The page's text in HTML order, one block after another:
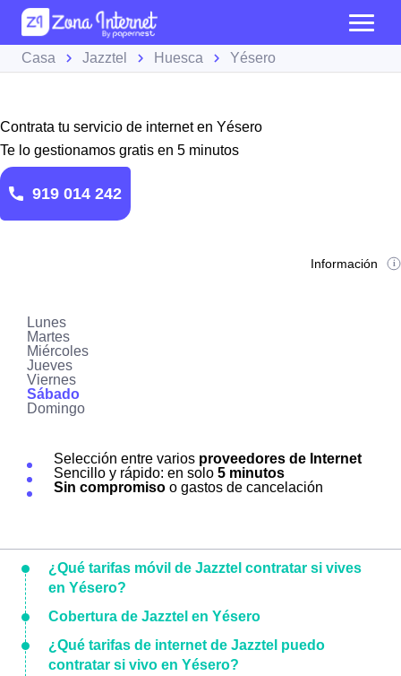
Casa Jazztel Huesca Yésero
Contrata tu servicio de internet en Yésero
Te lo gestionamos gratis en 5 minutos
919 014 242
Información
Lunes
Martes
Miércoles
Jueves
Viernes
Sábado
Domingo
Selección entre varios proveedores de Internet
Sencillo y rápido: en solo 5 minutos
Sin compromiso o gastos de cancelación
¿Qué tarifas móvil de Jazztel contratar si vives
en Yésero?
Cobertura de Jazztel en Yésero
¿Qué tarifas de internet de Jazztel puedo
contratar si vivo en Yésero?